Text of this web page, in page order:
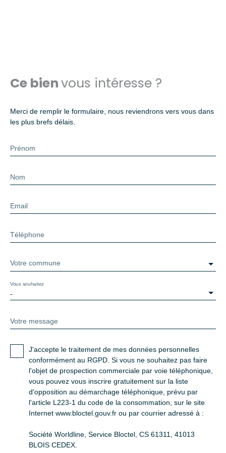
Ce bienvous intéresse ?
Merci de remplir le formulaire, nous reviendrons vers vous dans
les plus brefs délais.
Prénom
Nom
Email
Téléphone
Votre commune
-
Vous souhaitez
Votre message
J'accepte le traitement de mes données personnelles
conformément au RGPD. Si vous ne souhaitez pas faire
l'objet de prospection commerciale par voie téléphonique,
vous pouvez vous inscrire gratuitement sur la liste
d'opposition au démarchage téléphonique, prévu par
l'article L223-1 du code de la consommation, sur le site
Internet www.bloctel.gouv.fr ou par courrier adressé à :
Société Worldline, Service Bloctel, CS 61311, 41013
BLOIS CEDEX.